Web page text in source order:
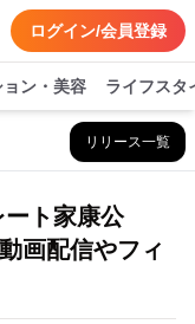
ログイン/会員登録
ン・美容 ライフスタ
リリース一覧
ト家康公
画配信やフィ